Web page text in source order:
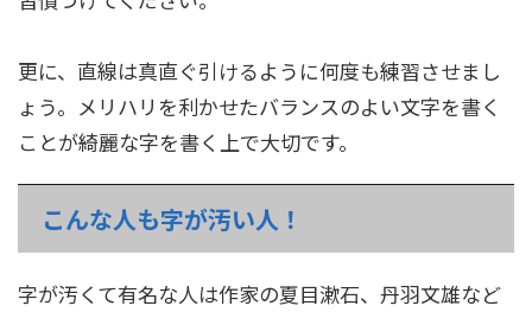
更に、直線は真直ぐ引けるように何度も練習させまし
ょう。メリハリを利かせたバランスのよい文字を書く
ことが綺麗な字を書く上で大切です。
こんな人も字が汚い人！
字が汚くて有名な人は作家の夏目漱石、丹羽文雄など